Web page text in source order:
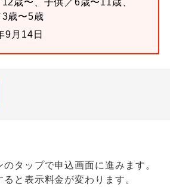
歳〜、子供／6歳〜11歳、
歳〜5歳
9月14日
のタップで申込画面に進みます。
と表示料金が変わります。